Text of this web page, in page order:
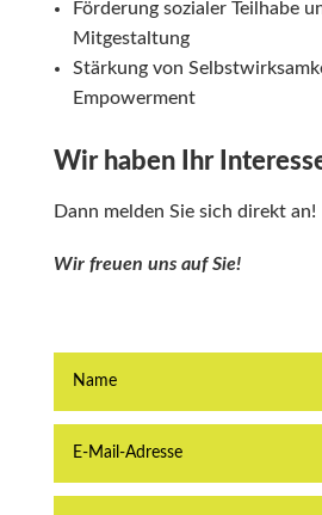
Förderung sozialer Teilhabe
Mitgestaltung
Stärkung von
Empowerment
Wir haben Ihr
Dann melden Sie sich direkt an!
Wir freuen uns auf Sie!